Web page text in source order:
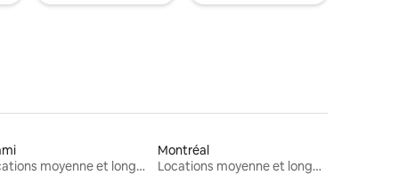
Locations moyenne et longue durée
Montréal
Locations moyenne et longue durée